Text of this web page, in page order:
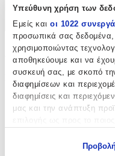
Υπεύθυνη χρήση των
Εμείς και οι 1022
προσωπικά σας
χρησιμοποιώντας
αποθηκεύουμε και να
συσκευή σας, με σκοπό
διαφημίσεων και
διαφημίσεις και
μας και την ανάπτυξη
Χαρακτηριστικά
+
Χαρακτηριστικά
Σετ:
Όχι